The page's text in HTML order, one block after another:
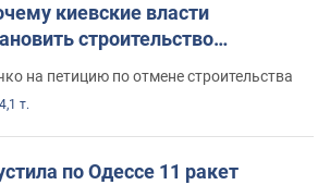
киевские власти
строительство
верующего"
на петицию по отмене строительства
т.
по Одессе 11 ракет